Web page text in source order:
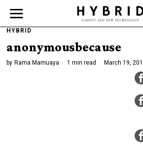
HYBRID
anonymousbecause
by Rama Mamuaya 1 min read March 19,